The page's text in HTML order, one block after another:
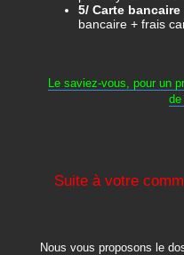
5/ Carte
bancaire + frais
Le saviez-vous, pour un
de
Suite à votre
Nous vous proposons le